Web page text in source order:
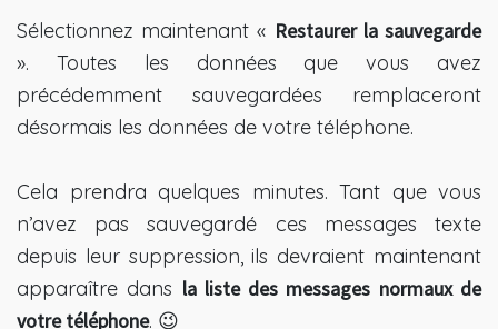
Sélectionnez maintenant « Restaurer la sauvegarde
». Toutes les données que vous avez
précédemment sauvegardées remplaceront
désormais les données de votre téléphone.
Cela prendra quelques minutes. Tant que vous
n’avez pas sauvegardé ces messages texte
depuis leur suppression, ils devraient maintenant
apparaître dans la liste des messages normaux de
votre téléphone. 😉